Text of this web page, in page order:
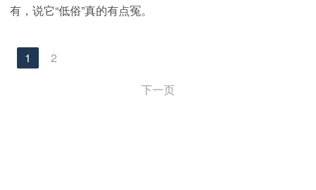
有，说它“低俗”真的有点冤。
1
2
下一页